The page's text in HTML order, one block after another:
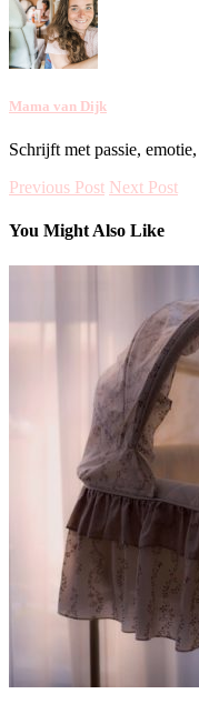
Mama van Dijk
Schrijft met passie,
Previous Post Next Post
You Might Also Like